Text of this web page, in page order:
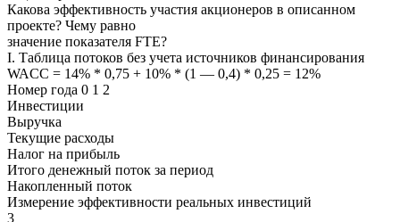
Какова эффективность участия акционеров в описанном
проекте? Чему равно
значение показателя FTE?
I. Таблица потоков без учета источников финансирования
WACC = 14% * 0,75 + 10% * (1 — 0,4) * 0,25 = 12%
Номер года 0 1 2
Инвестиции
Выручка
Текущие расходы
Налог на прибыль
Итого денежный поток за период
Накопленный поток
Измерение эффективности реальных инвестиций
3